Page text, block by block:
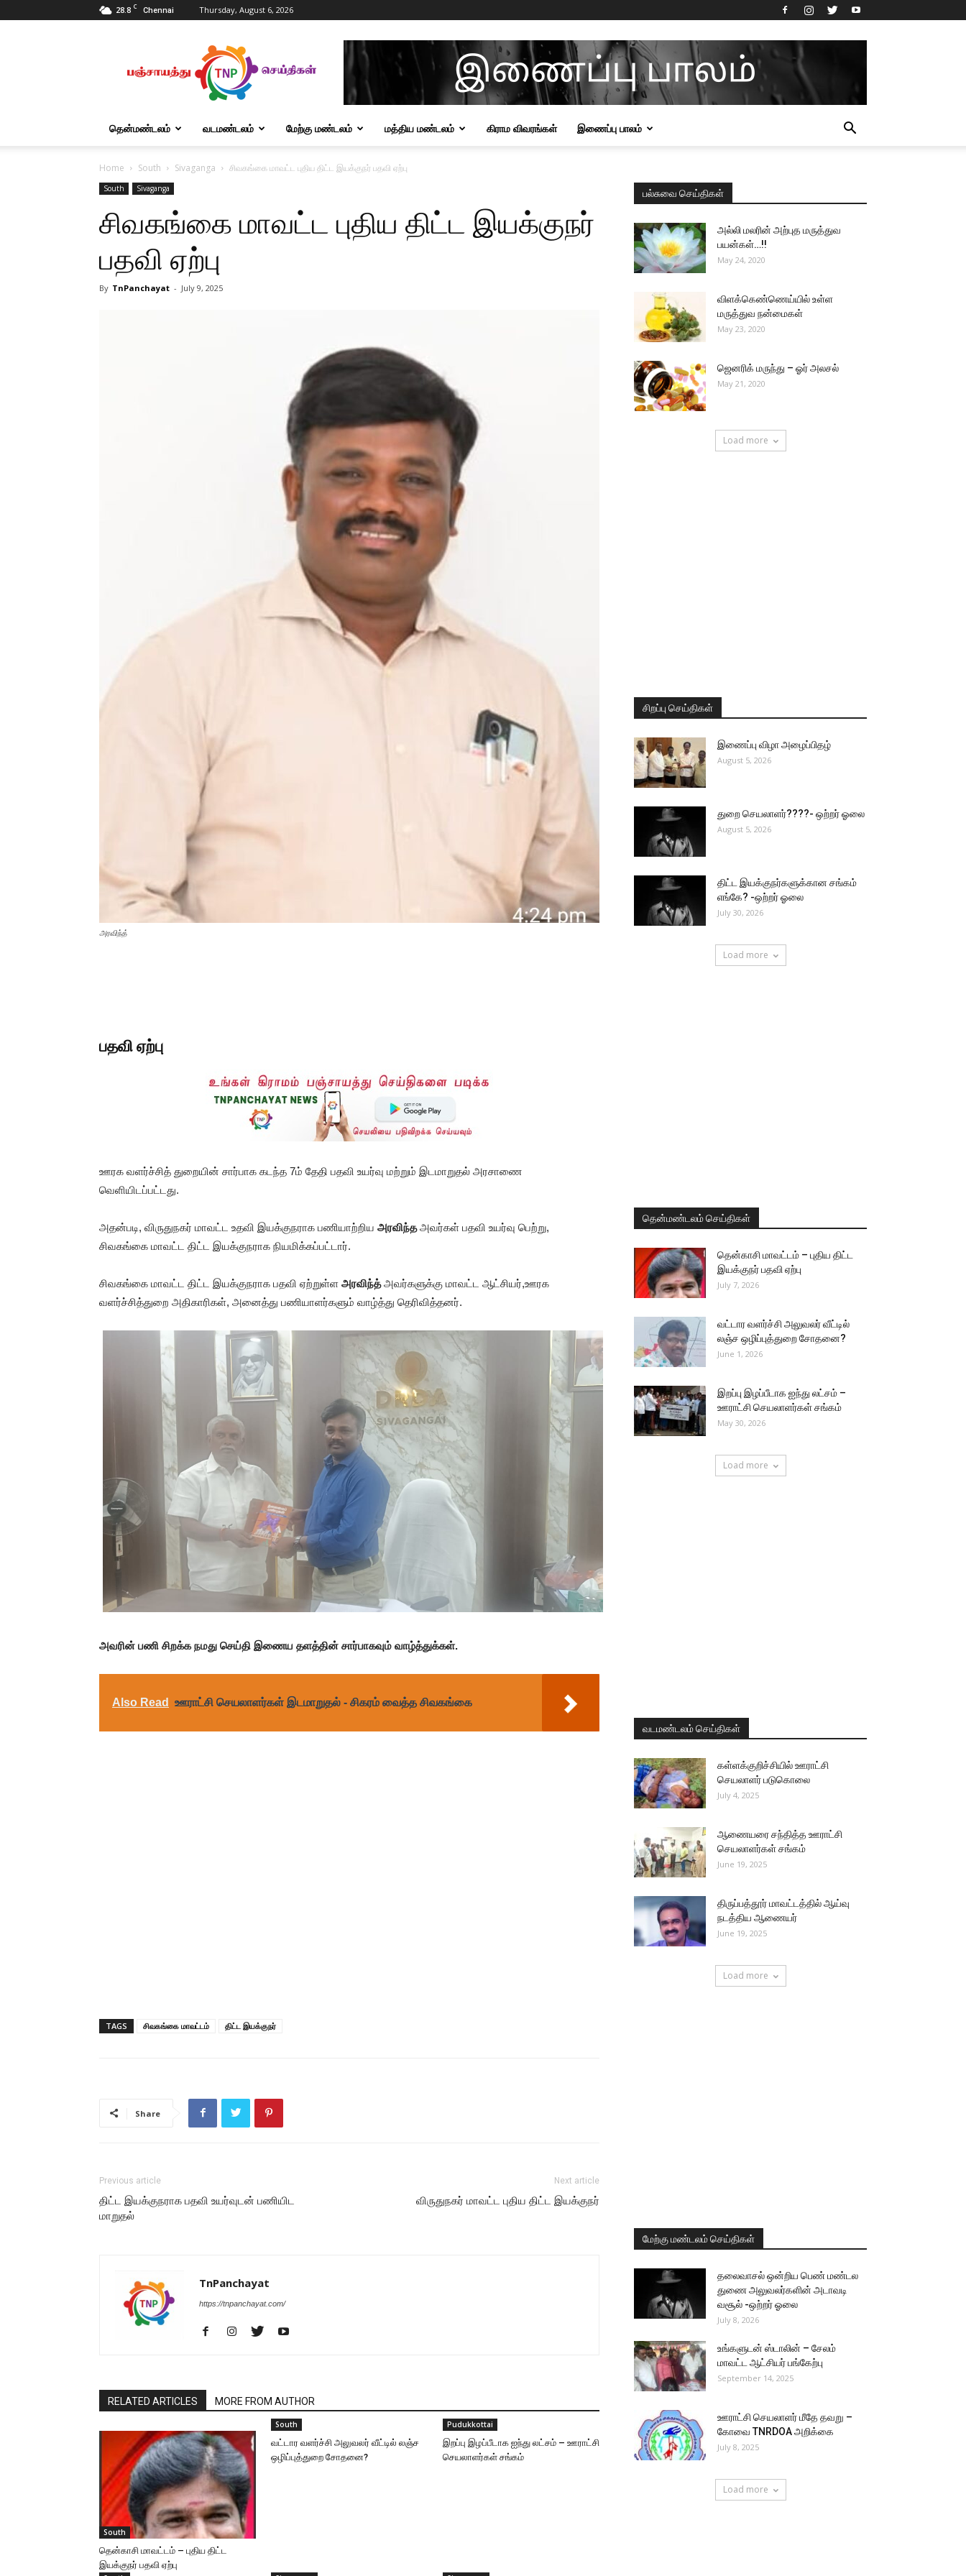
28.8 C Chennai Thursday, August 6, 2026
Tnpanchayat
தென்மண்டலம் வடமண்டலம் மேற்கு மண்டலம் மத்திய மண்டலம் கிராம விவரங்கள் இணைப்பு பாலம்
Home South Sivaganga சிவகங்கை மாவட்ட புதிய திட்ட இயக்குநர் பதவி ஏற்பு
South Sivaganga
சிவகங்கை மாவட்ட புதிய திட்ட இயக்குநர்
பதவி ஏற்பு
By TnPanchayat - July 9, 2025
அரவிந்த்
பதவி ஏற்பு
ஊரக வளர்ச்சித் துறையின் சார்பாக கடந்த 7ம் தேதி பதவி உயர்வு மற்றும் இடமாறுதல் அரசாணை
வெளியிடப்பட்டது.
அதன்படி, விருதுநகர் மாவட்ட உதவி இயக்குநராக பணியாற்றிய அரவிந்தஅவர்கள் பதவி உயர்வு பெற்று,
சிவகங்கை மாவட்ட திட்ட இயக்குநராக நியமிக்கப்பட்டார்.
சிவகங்கை மாவட்ட திட்ட இயக்குநராக பதவி ஏற்றுள்ள அரவிந்த்அவர்களுக்கு மாவட்ட ஆட்சியர்,ஊரக
வளர்ச்சித்துறை அதிகாரிகள், அனைத்து பணியாளர்களும் வாழ்த்து தெரிவித்தனர்.
அவரின் பணி சிறக்க நமது செய்தி இணைய தளத்தின் சார்பாகவும் வாழ்த்துக்கள்.
Also Read ஊராட்சி செயலாளர்கள் இடமாறுதல் - சிகரம் வைத்த சிவகங்கை
TAGS சிவகங்கை மாவட்டம் திட்ட இயக்குநர்
Share
Previous article
திட்ட இயக்குநராக பதவி உயர்வுடன் பணியிட
மாறுதல்
Next article
விருதுநகர் மாவட்ட புதிய திட்ட இயக்குநர்
TnPanchayat
https://tnpanchayat.com/
RELATED ARTICLES MORE FROM AUTHOR
South
தென்காசி மாவட்டம் – புதிய திட்ட
இயக்குநர் பதவி ஏற்பு
South
வட்டார வளர்ச்சி அலுவலர் வீட்டில் லஞ்ச
ஒழிப்புத்துறை சோதனை?
Pudukkottai
இறப்பு இழப்பீடாக ஐந்து லட்சம் – ஊராட்சி
செயலாளர்கள் சங்கம்
பல்சுவை செய்திகள்
அல்லி மலரின் அற்புத மருத்துவ
பயன்கள்…!!
May 24, 2020
விளக்கெண்ணெய்யில் உள்ள
மருத்துவ நன்மைகள்
May 23, 2020
ஜெனரிக் மருந்து – ஓர் அலசல்
May 21, 2020
Load more
சிறப்பு செய்திகள்
இணைப்பு விழா அழைப்பிதழ்
August 5, 2026
துறை செயலாளர்????- ஒற்றர் ஓலை
August 5, 2026
திட்ட இயக்குநர்களுக்கான சங்கம்
எங்கே? -ஒற்றர் ஓலை
July 30, 2026
Load more
தென்மண்டலம் செய்திகள்
தென்காசி மாவட்டம் – புதிய திட்ட
இயக்குநர் பதவி ஏற்பு
July 7, 2026
வட்டார வளர்ச்சி அலுவலர் வீட்டில்
லஞ்ச ஒழிப்புத்துறை சோதனை?
June 1, 2026
இறப்பு இழப்பீடாக ஐந்து லட்சம் –
ஊராட்சி செயலாளர்கள் சங்கம்
May 30, 2026
Load more
வடமண்டலம் செய்திகள்
கள்ளக்குறிச்சியில் ஊராட்சி
செயலாளர் படுகொலை
July 4, 2025
ஆணையரை சந்தித்த ஊராட்சி
செயலாளர்கள் சங்கம்
June 19, 2025
திருப்பத்தூர் மாவட்டத்தில் ஆய்வு
நடத்திய ஆணையர்
June 19, 2025
Load more
மேற்கு மண்டலம் செய்திகள்
தலைவாசல் ஒன்றிய பெண் மண்டல
துணை அலுவலர்களின் அடாவடி
வசூல் -ஒற்றர் ஓலை
July 8, 2026
உங்களுடன் ஸ்டாலின் – சேலம்
மாவட்ட ஆட்சியர் பங்கேற்பு
September 14, 2025
ஊராட்சி செயலாளர் மீதே தவறு –
கோவை TNRDOA அறிக்கை
July 8, 2025
Load more